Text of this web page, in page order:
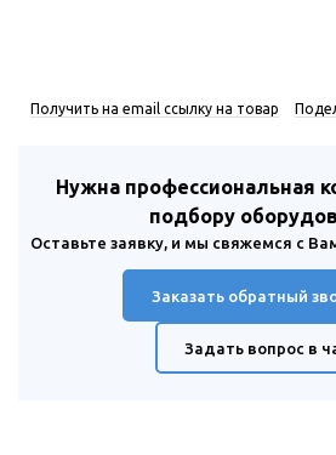
Получить на email ссылку на товар
Нужна профессиональная
подбору
Оставьте заявку, и мы свяжемся с
Заказать обратный
Задать вопрос в